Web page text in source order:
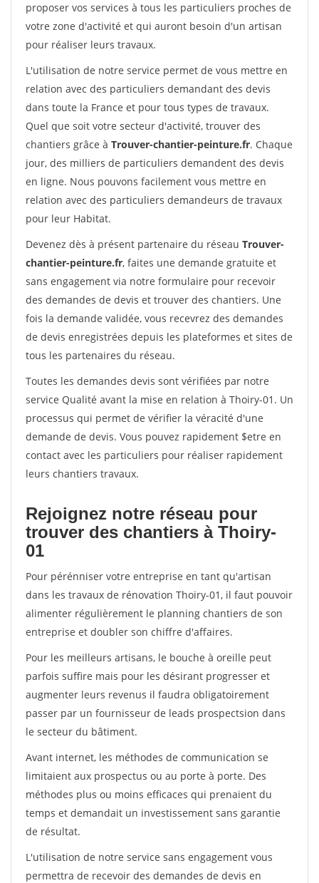
proposer vos services à tous les particuliers proches de
votre zone d'activité et qui auront besoin d'un artisan
pour réaliser leurs travaux.
L'utilisation de notre service permet de vous mettre en
relation avec des particuliers demandant des devis
dans toute la France et pour tous types de travaux.
Quel que soit votre secteur d'activité, trouver des
chantiers grâce à Trouver-chantier-peinture.fr. Chaque
jour, des milliers de particuliers demandent des devis
en ligne. Nous pouvons facilement vous mettre en
relation avec des particuliers demandeurs de travaux
pour leur Habitat.
Devenez dès à présent partenaire du réseau Trouver-
chantier-peinture.fr, faites une demande gratuite et
sans engagement via notre formulaire pour recevoir
des demandes de devis et trouver des chantiers. Une
fois la demande validée, vous recevrez des demandes
de devis enregistrées depuis les plateformes et sites de
tous les partenaires du réseau.
Toutes les demandes devis sont vérifiées par notre
service Qualité avant la mise en relation à Thoiry-01. Un
processus qui permet de vérifier la véracité d'une
demande de devis. Vous pouvez rapidement $etre en
contact avec les particuliers pour réaliser rapidement
leurs chantiers travaux.
Rejoignez notre réseau pour
trouver des chantiers à Thoiry-
01
Pour pérénniser votre entreprise en tant qu'artisan
dans les travaux de rénovation Thoiry-01, il faut pouvoir
alimenter régulièrement le planning chantiers de son
entreprise et doubler son chiffre d'affaires.
Pour les meilleurs artisans, le bouche à oreille peut
parfois suffire mais pour les désirant progresser et
augmenter leurs revenus il faudra obligatoirement
passer par un fournisseur de leads prospectsion dans
le secteur du bâtiment.
Avant internet, les méthodes de communication se
limitaient aux prospectus ou au porte à porte. Des
méthodes plus ou moins efficaces qui prenaient du
temps et demandait un investissement sans garantie
de résultat.
L'utilisation de notre service sans engagement vous
permettra de recevoir des demandes de devis en